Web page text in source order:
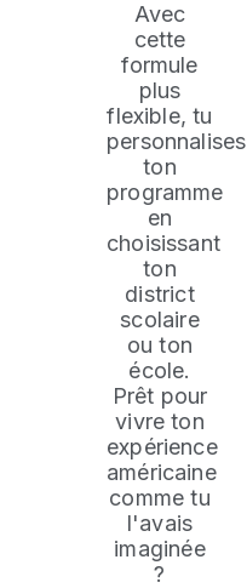
Avec
cette
formule
plus
flexible, tu
personnalises
ton
programme
en
choisissant
ton
district
scolaire
ou ton
école.
Prêt pour
vivre ton
expérience
américaine
comme tu
l'avais
imaginée
?